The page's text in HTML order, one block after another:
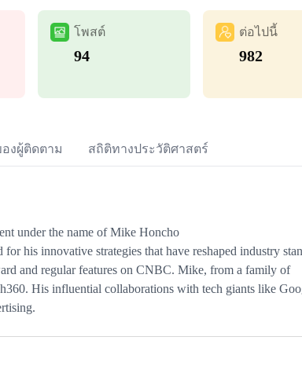
โพสต์
94
ต่อไปนี้
982
งผู้ติดตาม สถิติทางประวัติศาสตร์
under the name of Mike Honcho
his innovative strategies that have reshaped industry
and regular features on CNBC. Mike, from a family of
His influential collaborations with tech giants like